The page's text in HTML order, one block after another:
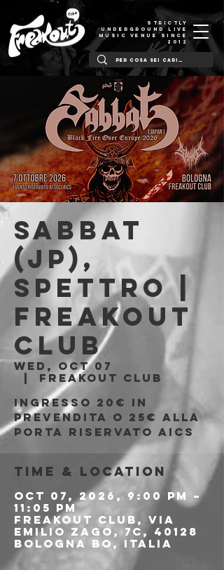
STRICTLY
UNDERGROUND LIVE
MUSIC VENUE SINCE
2012
Sabbat
(JP),
Spettro |
Freakout
Club
Wed, Oct 07
Freakout Club
Ingresso 20€ in
prevendita o 25€ alla
porta riservato AICS
Time & Location
Oct 07, 2026, 9:00 PM –
11:05 PM
Freakout Club, Via
Emilio Zago, 7c, 40128
Bologna BO, Italia